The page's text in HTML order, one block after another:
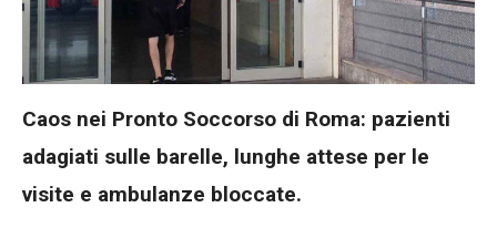
Caos nei Pronto Soccorso di Roma: pazienti
adagiati sulle barelle, lunghe attese per le
visite e ambulanze bloccate.